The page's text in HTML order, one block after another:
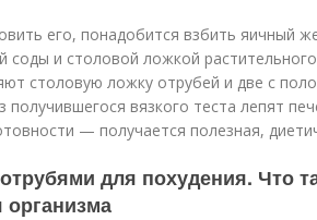
его, понадобится взбить яичный
соды и столовой ложкой
столовую ложку отрубей и две с
получившегося вязкого теста лепят
— получается полезная,
для похудения. Что
организма